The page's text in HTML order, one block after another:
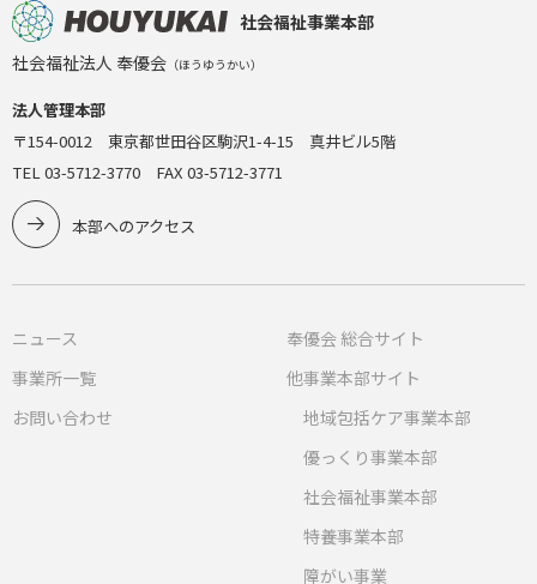
社会福祉事業本部
社会福祉法人 奉優会 （ほうゆうかい）
法人管理本部
〒154-0012 東京都世田谷区駒沢1-4-15 真井ビル5階
TEL 03-5712-3770 FAX 03-5712-3771
本部へのアクセス
ニュース
事業所一覧
お問い合わせ
奉優会 総合サイト
他事業本部サイト
地域包括ケア事業本部
優っくり事業本部
社会福祉事業本部
特養事業本部
障がい事業